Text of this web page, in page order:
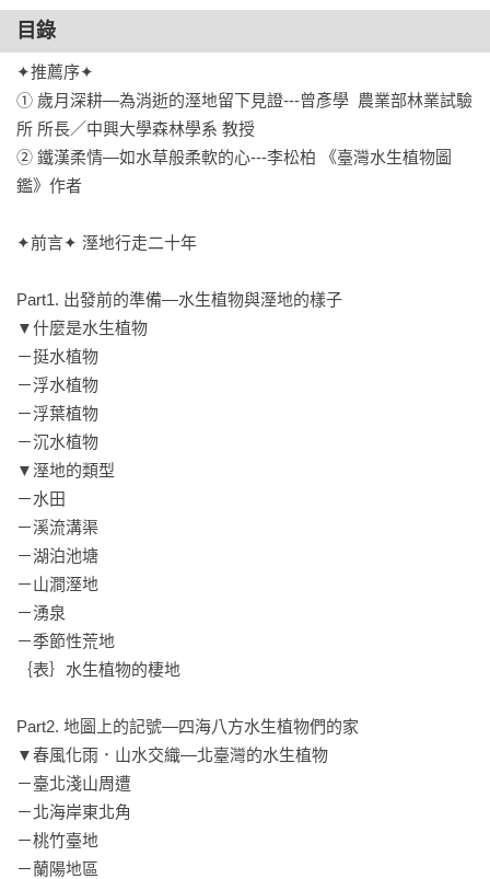
的旅程。
✦ 30 篇第一線田野踏查故事，結合科普、敘事與自然觀察。
✦ 將近500張棲地實況影像，記錄臺灣溼地稍縱即逝的水域之
美。
✦ 10條入門級觀察路線，這個週末就出發！
目錄
✦推薦序✦
① 歲月深耕—為消逝的溼地留下見證---曾彥學  農業部林業試驗
所 所長／中興大學森林學系 教授
② 鐵漢柔情—如水草般柔軟的心---李松柏 《臺灣水生植物圖
鑑》作者
✦前言✦ 溼地行走二十年
Part1. 出發前的準備—水生植物與溼地的樣子
▼什麼是水生植物
－挺水植物
－浮水植物
－浮葉植物
－沉水植物
▼溼地的類型
－水田
－溪流溝渠
－湖泊池塘
－山澗溼地
－湧泉
－季節性荒地
｛表｝水生植物的棲地
Part2. 地圖上的記號—四海八方水生植物們的家
▼春風化雨．山水交織—北臺灣的水生植物
－臺北淺山周遭
－北海岸東北角
－桃竹臺地
－蘭陽地區